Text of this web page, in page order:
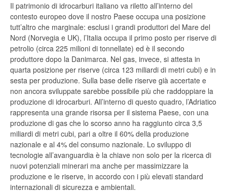
Il patrimonio di idrocarburi italiano va riletto all’interno del
contesto europeo dove il nostro Paese occupa una posizione
tutt’altro che marginale: esclusi i grandi produttori del Mare del
Nord (Norvegia e UK), l’Italia occupa il primo posto per riserve di
petrolio (circa 225 milioni di tonnellate) ed è il secondo
produttore dopo la Danimarca. Nel gas, invece, si attesta in
quarta posizione per riserve (circa 123 miliardi di metri cubi) e in
sesta per produzione. Sulla base delle riserve già accertate e
non ancora sviluppate sarebbe possibile più che raddoppiare la
produzione di idrocarburi. All’interno di questo quadro, l’Adriatico
rappresenta una grande risorsa per il sistema Paese, con una
produzione di gas che lo scorso anno ha raggiunto circa 3,5
miliardi di metri cubi, pari a oltre il 60% della produzione
nazionale e al 4% del consumo nazionale. Lo sviluppo di
tecnologie all’avanguardia è la chiave non solo per la ricerca di
nuovi potenziali minerari ma anche per massimizzare la
produzione e le riserve, in accordo con i più elevati standard
internazionali di sicurezza e ambientali.